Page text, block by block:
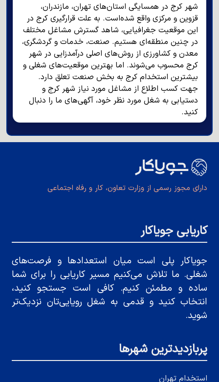
شهر کرج در همسایگی استان‌های تهران، مازندران،
قزوین و مرکزی واقع شده‌است. به علت قرارگیری کرج در
این موقعیت جغرافیایی، شاهد گسترش مشاغل مختلف
در چنین منطقه‌ای هستیم. صنعت، خدمات و گردشگری،
معدن و کشاورزی از روش‌های اصلی درآمدزایی در شهر
کرج محسوب می‌شوند. اما بهترین موقعیت‌های شغلی و
بیشترین استخدام کرج به بخش صنعت تعلق دارد.
جهت کسب اطلاع از مشاغل مورد نیاز شهر کرج و
دستیابی به شغل مورد نظر خود، آگهی‌های ما را دنبال
کنید.
دارای مجوز رسمی از وزارت تعاون، کار و رفاه اجتماعی
کاریابی جویاکار
جویاکار پلی است میان استعدادها و فرصت‌های
شغلی. ما تلاش می‌کنیم مسیر کاریابی را برای شما
ساده و مطمئن کنیم. کافی است جستجو کنید،
انتخاب کنید و قدمی به شغل رویایی‌تان نزدیک‌تر
شوید.
پربازدیدترین شهرها
استخدام تهران